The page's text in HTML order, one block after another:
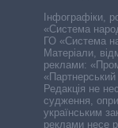
Інфографіки,
«Система
ГО «Система
Матеріали,
реклами:
Редакція не
судження,
українським
реклами несе